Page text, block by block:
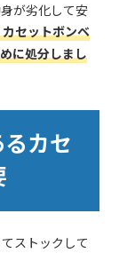
が劣化して安
セットボンベ
に処分しまし
カセ
ストックして